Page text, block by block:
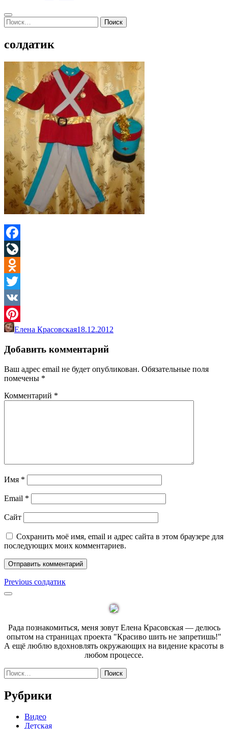
Search
Найти:
солдатик
Facebook
LiveJournal
Odnoklassniki
Twitter
VK
Pinterest
Елена Красовская18.12.2012
Добавить комментарий
Ваш адрес email не будет опубликован. Обязательные поля
помечены *
Комментарий *
Имя *
Email *
Сайт
Сохранить моё имя, email и адрес сайта в этом браузере для
последующих моих комментариев.
Навигация
по
Previous Previous
солдатик
Sidebar
Рада познакомиться, меня зовут Елена Красовская — делюсь
опытом на страницах проекта "Красиво шить не запретишь!"
А ещё люблю вдохновлять окружающих на видение красоты в
любом процессе.
Найти:
Рубрики
Видео
Детская